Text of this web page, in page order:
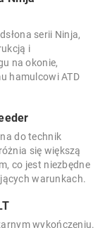
serii Ninja,
i
na okonie,
hamulcowi ATD
do technik
się większą
co jest niezbędne
warunkach.
wykończeniu.